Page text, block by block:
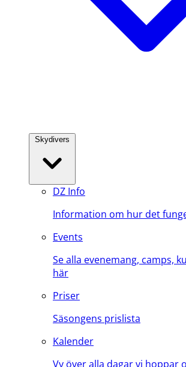
Skydivers
DZ Info
Information om hur det
Events
Se alla evenemang, camps,
här
Priser
Säsongens prislista
Kalender
Vy över alla dagar vi hoppar